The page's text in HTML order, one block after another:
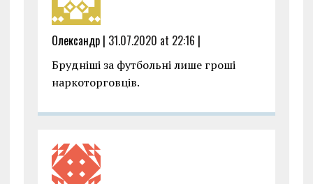
Олександр | 31.07.2020 at 22:16 |
Брудніші за футбольні лише гроші
наркоторговців.